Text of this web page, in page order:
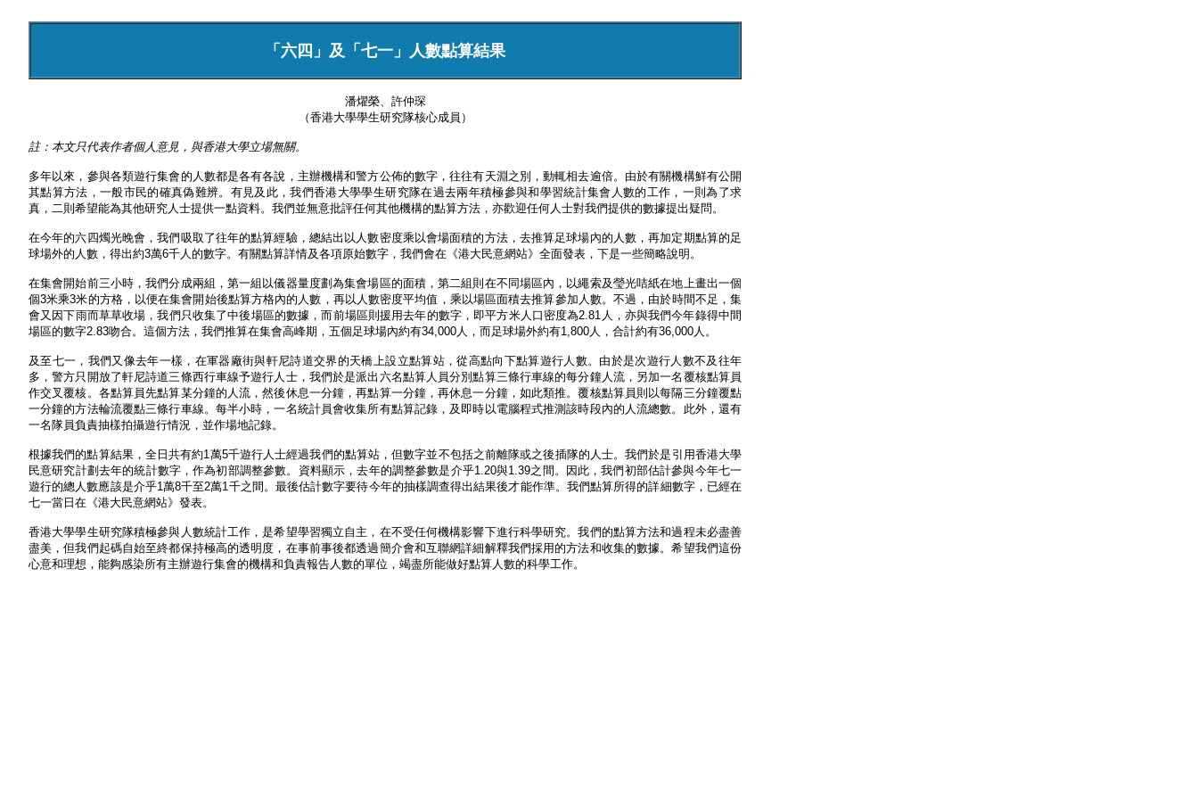
「六四」及「七一」人數點算結果
潘燿榮、許仲琛
（香港大學學生研究隊核心成員）
註：本文只代表作者個人意見，與香港大學立場無關。
多年以來，參與各類遊行集會的人數都是各有各說，主辦機構和警方公佈的數字，往往有天淵之別，動輒相去逾倍。由於有關機構鮮有公開
其點算方法，一般市民的確真偽難辨。有見及此，我們香港大學學生研究隊在過去兩年積極參與和學習統計集會人數的工作，一則為了求
真，二則希望能為其他研究人士提供一點資料。我們並無意批評任何其他機構的點算方法，亦歡迎任何人士對我們提供的數據提出疑問。
在今年的六四燭光晚會，我們吸取了往年的點算經驗，總結出以人數密度乘以會場面積的方法，去推算足球場內的人數，再加定期點算的足
球場外的人數，得出約3萬6千人的數字。有關點算詳情及各項原始數字，我們會在《港大民意網站》全面發表，下是一些簡略說明。
在集會開始前三小時，我們分成兩組，第一組以儀器量度劃為集會場區的面積，第二組則在不同場區內，以繩索及瑩光咭紙在地上畫出一個
個3米乘3米的方格，以便在集會開始後點算方格內的人數，再以人數密度平均值，乘以場區面積去推算參加人數。不過，由於時間不足，集
會又因下雨而草草收場，我們只收集了中後場區的數據，而前場區則援用去年的數字，即平方米人口密度為2.81人，亦與我們今年錄得中間
場區的數字2.83吻合。這個方法，我們推算在集會高峰期，五個足球場內約有34,000人，而足球場外約有1,800人，合計約有36,000人。
及至七一，我們又像去年一樣，在軍器廠街與軒尼詩道交界的天橋上設立點算站，從高點向下點算遊行人數。由於是次遊行人數不及往年
多，警方只開放了軒尼詩道三條西行車線予遊行人士，我們於是派出六名點算人員分別點算三條行車線的每分鐘人流，另加一名覆核點算員
作交叉覆核。各點算員先點算某分鐘的人流，然後休息一分鐘，再點算一分鐘，再休息一分鐘，如此類推。覆核點算員則以每隔三分鐘覆點
一分鐘的方法輪流覆點三條行車線。每半小時，一名統計員會收集所有點算記錄，及即時以電腦程式推測該時段內的人流總數。此外，還有
一名隊員負責抽樣拍攝遊行情況，並作場地記錄。
根據我們的點算結果，全日共有約1萬5千遊行人士經過我們的點算站，但數字並不包括之前離隊或之後插隊的人士。我們於是引用香港大學
民意研究計劃去年的統計數字，作為初部調整參數。資料顯示，去年的調整參數是介乎1.20與1.39之間。因此，我們初部估計參與今年七一
遊行的總人數應該是介乎1萬8千至2萬1千之間。最後估計數字要待今年的抽樣調查得出結果後才能作準。我們點算所得的詳細數字，已經在
七一當日在《港大民意網站》發表。
香港大學學生研究隊積極參與人數統計工作，是希望學習獨立自主，在不受任何機構影響下進行科學研究。我們的點算方法和過程未必盡善
盡美，但我們起碼自始至終都保持極高的透明度，在事前事後都透過簡介會和互聯網詳細解釋我們採用的方法和收集的數據。希望我們這份
心意和理想，能夠感染所有主辦遊行集會的機構和負責報告人數的單位，竭盡所能做好點算人數的科學工作。